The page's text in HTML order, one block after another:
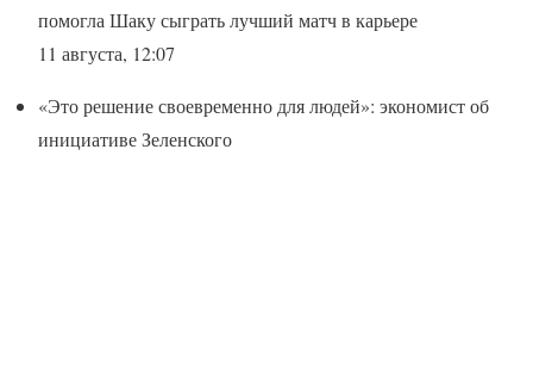
помогла Шаку сыграть лучший матч в карьере
11 августа, 12:07
«Это решение своевременно для людей»: экономист об
инициативе Зеленского